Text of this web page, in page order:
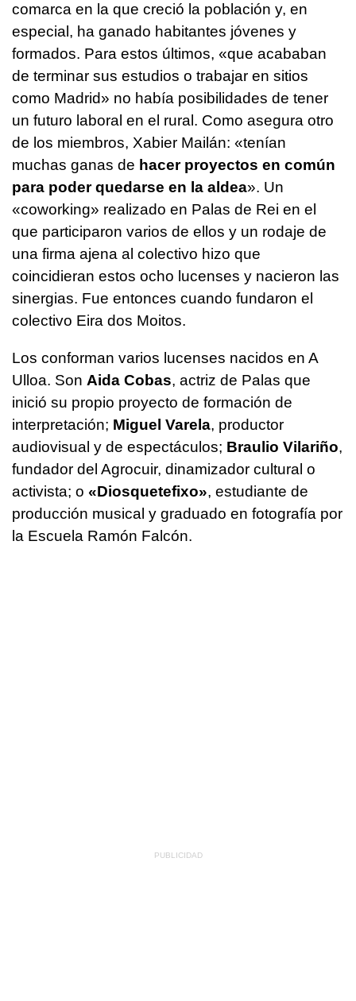
comarca en la que creció la población y, en
especial, ha ganado habitantes jóvenes y
formados. Para estos últimos, «que acababan
de terminar sus estudios o trabajar en sitios
como Madrid» no había posibilidades de tener
un futuro laboral en el rural. Como asegura otro
de los miembros, Xabier Mailán: «tenían
muchas ganas de hacer proyectos en común
para poder quedarse en la aldea». Un
«coworking» realizado en Palas de Rei en el
que participaron varios de ellos y un rodaje de
una firma ajena al colectivo hizo que
coincidieran estos ocho lucenses y nacieron las
sinergias. Fue entonces cuando fundaron el
colectivo Eira dos Moitos.
Los conforman varios lucenses nacidos en A
Ulloa. Son Aida Cobas, actriz de Palas que
inició su propio proyecto de formación de
interpretación; Miguel Varela, productor
audiovisual y de espectáculos; Braulio Vilariño,
fundador del Agrocuir, dinamizador cultural o
activista; o «Diosquetefixo», estudiante de
producción musical y graduado en fotografía por
la Escuela Ramón Falcón.